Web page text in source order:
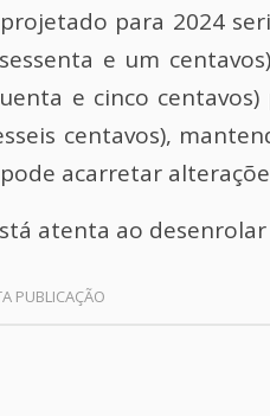
para 2024
e um
e cinco
centavos),
acarretar
atenta ao